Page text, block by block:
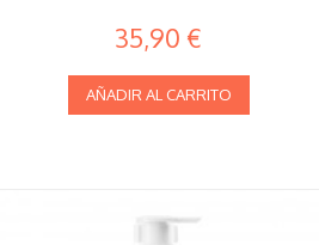
35,90 €
AÑADIR AL CARRITO